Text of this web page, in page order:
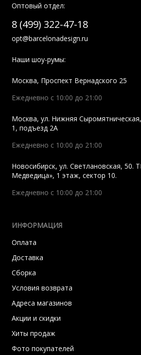
Оптовый отдел:
8 (499) 322-47-18
opt@barcelonadesign.ru
Наши шоу-румы:
Москва, Проспект Вернадского 25
Ежедневно с 10:00 до 21:00
Москва, ул. Нижняя
1, подъезд 2A
Ежедневно с 10:00 до 21:00
Новосибирск, ул. Светлановская, 50.
Медведица», 1 этаж, сектор 10.
Ежедневно с 10:00 до 21:00
ИНФОРМАЦИЯ
Оплата
Доставка
Сборка
Условия возврата
Адреса магазинов
Акции и скидки
Хиты продаж
Фото покупателей